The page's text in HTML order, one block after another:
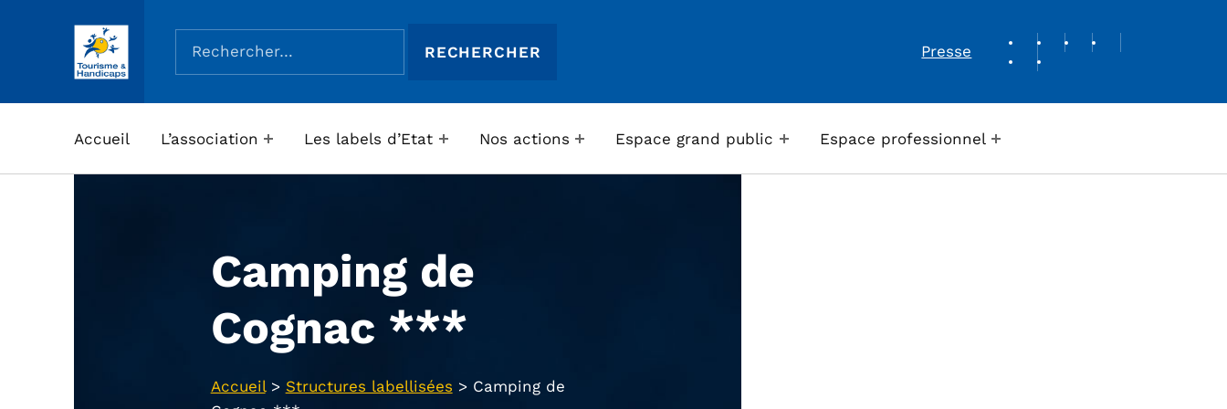
ASSOCIATION TOURISME ET HANDICAPS
Rechercher :
Presse
REVUE DE PRESSE
Accueil L’association Les labels d’Etat Nos actions Espace grand public Espace professionnel
Camping de
Cognac ***
Accueil> Structures labellisées > Camping de